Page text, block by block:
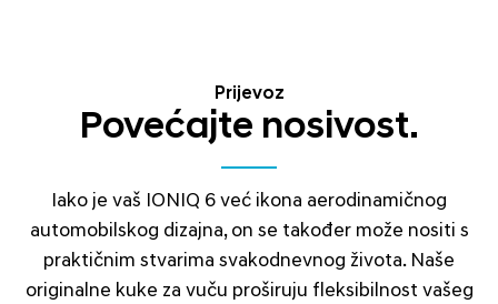
Prijevoz
Povećajte nosivost.
Iako je vaš IONIQ 6 već ikona aerodinamičnog
automobilskog dizajna, on se također može nositi s
praktičnim stvarima svakodnevnog života. Naše
originalne kuke za vuču proširuju fleksibilnost vašeg